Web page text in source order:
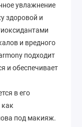
увлажнение
здоровой и
и вредного
подходит
и обеспечивает
в его
под макияж.